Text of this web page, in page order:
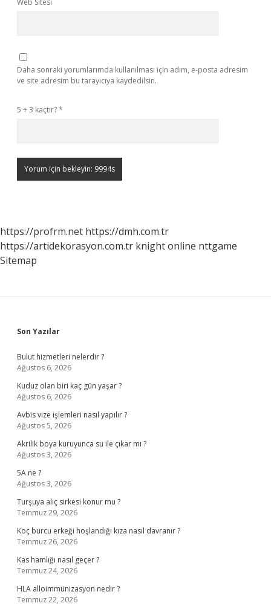
Web Sitesi
Daha sonraki yorumlarımda kullanılması için adım, e-posta adresim
ve site adresim bu tarayıcıya kaydedilsin.
5 + 3 kaçtır?*
https://profrm.net https://dmh.com.tr
https://artidekorasyon.com.tr knight online nttgame
Sitemap
Sidebar
Son Yazılar
Bulut hizmetleri nelerdir ?
Ağustos 6, 2026
Kuduz olan biri kaç gün yaşar ?
Ağustos 6, 2026
Avbis vize işlemleri nasıl yapılır ?
Ağustos 5, 2026
Akrilik boya kuruyunca su ile çıkar mı ?
Ağustos 3, 2026
5A ne ?
Ağustos 3, 2026
Turşuya alıç sirkesi konur mu ?
Temmuz 29, 2026
Koç burcu erkeği hoşlandığı kıza nasıl davranır ?
Temmuz 26, 2026
Kas hamlığı nasıl geçer ?
Temmuz 24, 2026
HLA alloimmünizasyon nedir ?
Temmuz 22, 2026